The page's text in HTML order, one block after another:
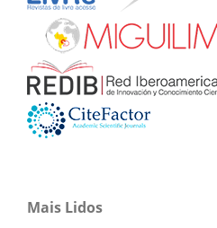
Mais Lidos